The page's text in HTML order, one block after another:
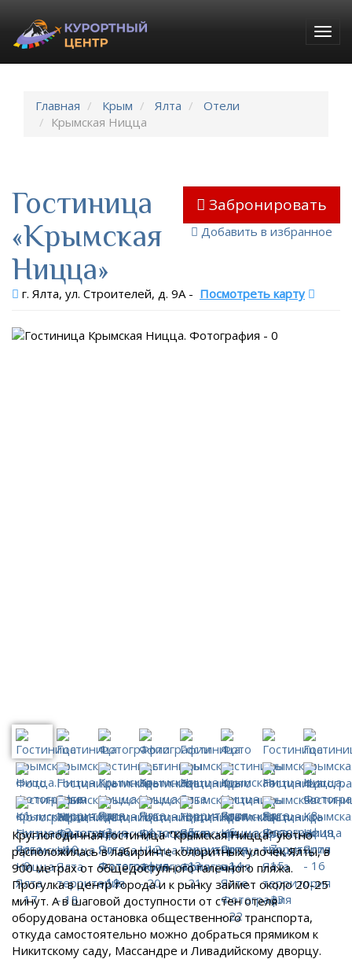
Главная Крым Ялта
Отели
Крымская Ницца
Забронировать
Добавить в избранное
Гостиница
«Крымская
Ницца»
г. Ялта, ул. Строителей, д. 9А- Посмотреть карту
Круглогодичная гостиница "Крымская Ницца" уютно
расположилась в лабиринте колоритных улочек Ялты, в
900 метрах от общедоступного галечного пляжа.
Прогулка в центр города и к рынку займет около 20-25
минут. А в шаговой доступности от стен отеля
оборудована остановка общественного транспорта,
откуда самостоятельно можно добраться прямиком к
Никитскому саду, Массандре и Ливадийскому дворцу.